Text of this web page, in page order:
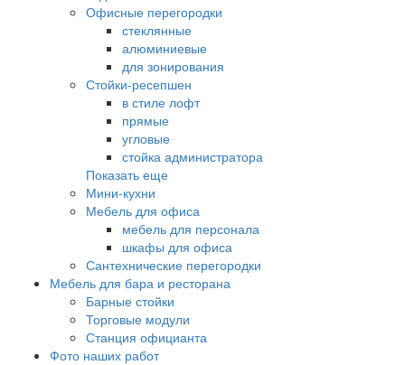
Офисные перегородки
стеклянные
алюминиевые
для зонирования
Стойки-ресепшен
в стиле лофт
прямые
угловые
стойка администратора
Показать еще
Мини-кухни
Мебель для офиса
мебель для персонала
шкафы для офиса
Сантехнические перегородки
Мебель для бара и ресторана
Барные стойки
Торговые модули
Станция официанта
Фото наших работ